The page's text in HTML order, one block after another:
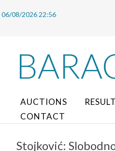
06/08/2026 22:56
AUCTIONS
CONTACT
Stojković: